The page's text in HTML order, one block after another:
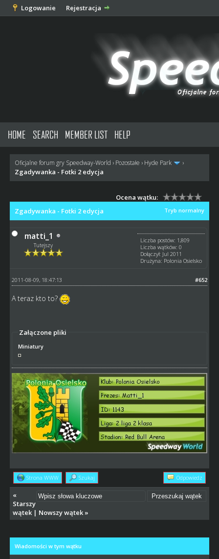
Logowanie Rejestracja
HOME SEARCH MEMBER LIST HELP
Oficjalne forum gry Speedway-World › Pozostałe › Hyde Park ›
Zgadywanka - Fotki 2 edycja
Ocena wątku:
Tryb normalny
Zgadywanka - Fotki 2 edycja
matti_1
Tutejszy
Liczba postów: 1,809
Liczba wątków: 0
Dołączył: Jul 2011
Drużyna: Polonia Osielsko
#652
2011-08-09, 18:47:13
A teraz kto to?
Załączone pliki
Miniatury
Strona WWW Szukaj Odpowiedz
«
Starszy
wątek| Nowszy wątek»
Wiadomości w tym wątku